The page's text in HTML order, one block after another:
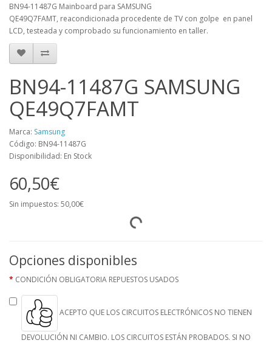
BN94-11487G Mainboard para SAMSUNG
QE49Q7FAMT, reacondicionada procedente de TV con golpe en panel
LCD, testeada y comprobado su funcionamiento en taller.
BN94-11487G SAMSUNG
QE49Q7FAMT
Marca: Samsung
Código: BN94-11487G
Disponibilidad: En Stock
60,50€
Sin impuestos: 50,00€
Opciones disponibles
CONDICIÓN OBLIGATORIA REPUESTOS USADOS
ACEPTO QUE LOS CIRCUITOS ELECTRÓNICOS NO TIENEN
DEVOLUCIÓN NI CAMBIO. LOS CIRCUITOS ESTÁN PROBADOS. SI NO